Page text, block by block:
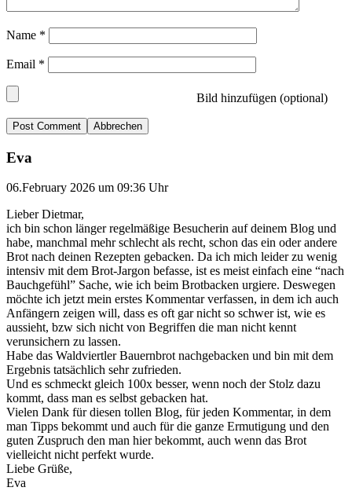
Name *
Email *
Bild hinzufügen (optional)
Abbrechen
Eva
06.February 2026 um 09:36 Uhr
Lieber Dietmar,
ich bin schon länger regelmäßige Besucherin auf deinem Blog und
habe, manchmal mehr schlecht als recht, schon das ein oder andere
Brot nach deinen Rezepten gebacken. Da ich mich leider zu wenig
intensiv mit dem Brot-Jargon befasse, ist es meist einfach eine “nach
Bauchgefühl” Sache, wie ich beim Brotbacken urgiere. Deswegen
möchte ich jetzt mein erstes Kommentar verfassen, in dem ich auch
Anfängern zeigen will, dass es oft gar nicht so schwer ist, wie es
aussieht, bzw sich nicht von Begriffen die man nicht kennt
verunsichern zu lassen.
Habe das Waldviertler Bauernbrot nachgebacken und bin mit dem
Ergebnis tatsächlich sehr zufrieden.
Und es schmeckt gleich 100x besser, wenn noch der Stolz dazu
kommt, dass man es selbst gebacken hat.
Vielen Dank für diesen tollen Blog, für jeden Kommentar, in dem
man Tipps bekommt und auch für die ganze Ermutigung und den
guten Zuspruch den man hier bekommt, auch wenn das Brot
vielleicht nicht perfekt wurde.
Liebe Grüße,
Eva